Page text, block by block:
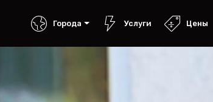
Города Услуги Цены